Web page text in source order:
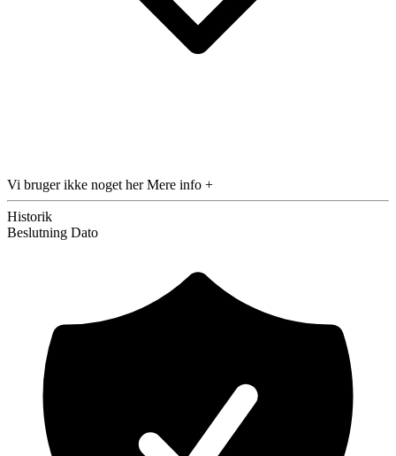
Vi bruger ikke noget herMere info +
Historik
Beslutning Dato